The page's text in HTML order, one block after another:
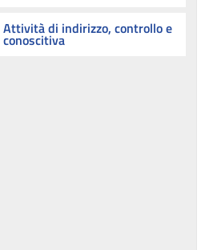
Attività di indirizzo, controllo e
conoscitiva